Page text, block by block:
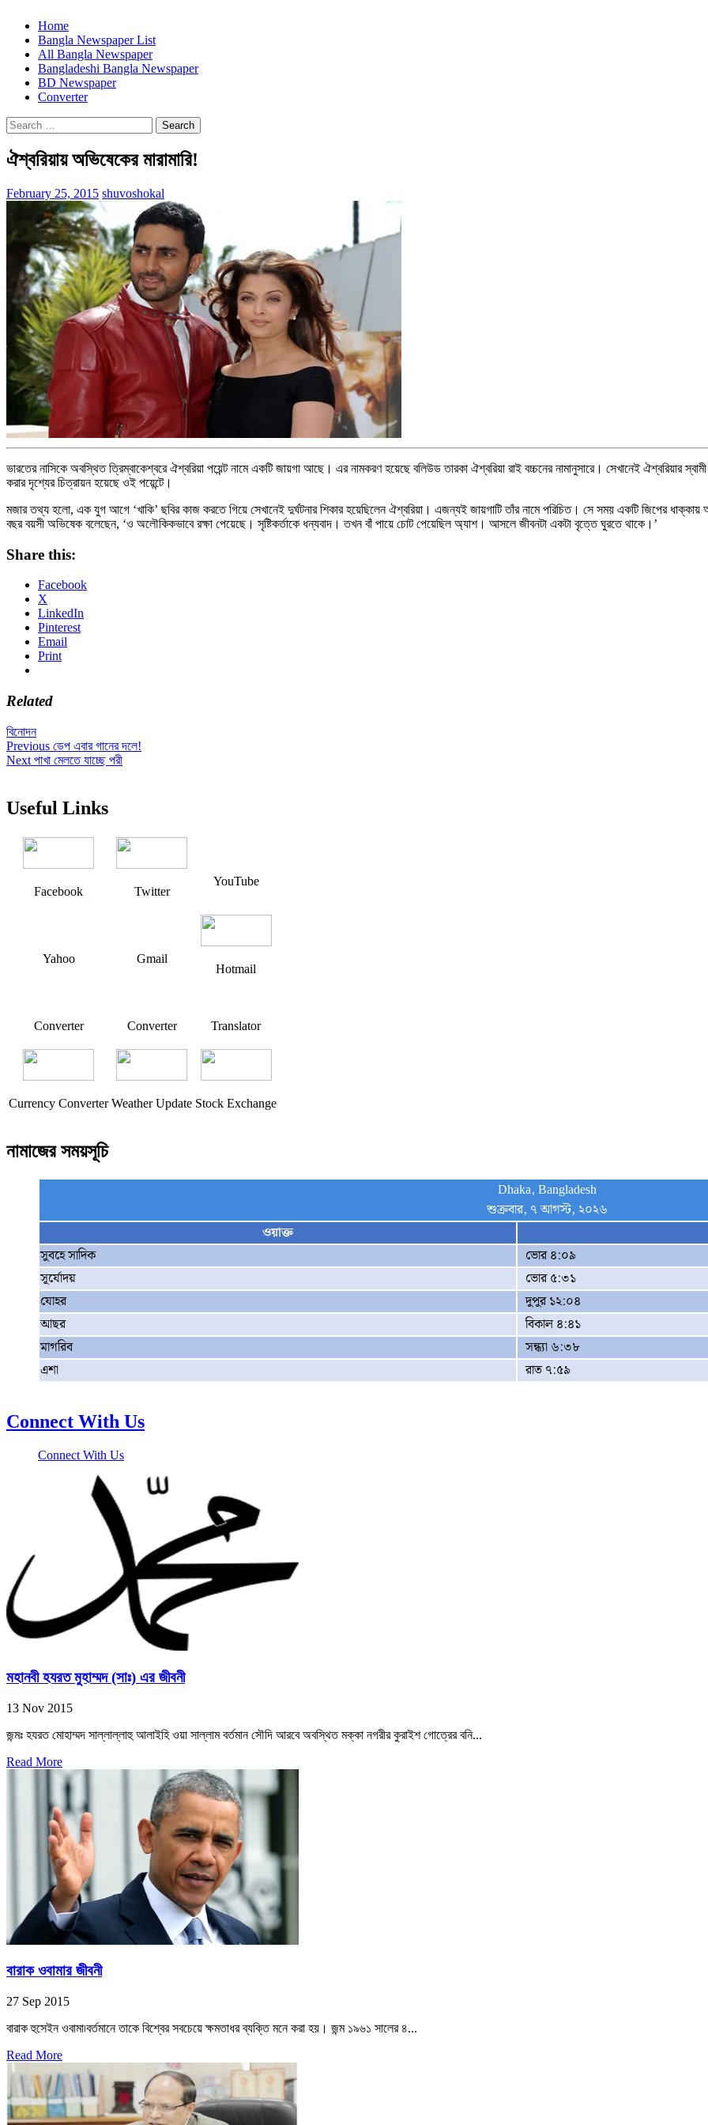
Home
Bangla Newspaper List
All Bangla Newspaper
Bangladeshi Bangla Newspaper
BD Newspaper
Converter
Search
for:
ঐশ্বরিয়ায় অভিষেকের মারামারি!
February 25, 2015 shuvoshokal
ভারতের নাসিকে অবস্থিত ত্রিম্বাকেশ্বরে ঐশ্বরিয়া পয়েন্ট নামে একটি জায়গা আছে। এর নামকরণ হয়েছে বলিউড তারকা ঐশ্বরিয়া রাই বচ্চনের নামানুসারে। সেখানেই
করার দৃশ্যের চিত্রায়ন হয়েছে ওই পয়েন্টে।
মজার তথ্য হলো, এক যুগ আগে ‘খাকি’ ছবির কাজ করতে গিয়ে সেখানেই দুর্ঘটনার শিকার হয়েছিলেন ঐশ্বরিয়া। এজন্যই জায়গাটি তাঁর নামে পরিচিত। সে সময় একটি জিপের ধাক্কায়
বছর বয়সী অভিষেক বলেছেন, ‘ও অলৌকিকভাবে রক্ষা পেয়েছে। সৃষ্টিকর্তাকে ধন্যবাদ। তখন বাঁ পায়ে চোট পেয়েছিল অ্যাশ। আসলে জীবনটা একটা বৃত্তে ঘুরতে থাকে।’
Share this:
Facebook
X
LinkedIn
Pinterest
Email
Print
Related
বিনোদন
Post
navigation
Previous Previous
post:
ডেপ এবার গানের দলে!
Next Next
পাখা মেলতে যাচ্ছে পরী
Useful Links
Facebook Twitter
YouTube
Yahoo Gmail
Hotmail
Converter Converter Translator
Currency Converter Weather Update Stock Exchange
নামাজের সময়সূচি
Dhaka, Bangladesh
শুক্রবার, ৭ আগস্ট, ২০২৬
ওয়াক্ত
সুবহে সাদিক
ভোর ৪:০৯
সূর্যোদয়
ভোর ৫:৩১
যোহর
দুপুর ১২:০৪
আছর
বিকাল ৪:৪১
মাগরিব
সন্ধ্যা ৬:৩৮
এশা
রাত ৭:৫৯
Connect With Us
Connect With Us
মহানবী হযরত মুহাম্মদ (সাঃ) এর জীবনী
13 Nov 2015
জন্মঃ হযরত মোহাম্মদ সাল্লাল্লাহু আলাইহি ওয়া সাল্লাম বর্তমান সৌদি আরবে অবস্থিত মক্কা নগরীর কুরাইশ গোত্রের বনি...
Read More
বারাক ওবামার জীবনী
27 Sep 2015
বারাক হুসেইন ওবামা৷বর্তমানে তাকে বিশ্বের সবচেয়ে ক্ষমতাধর ব্যক্তি মনে করা হয়। জন্ম ১৯৬১ সালের ৪...
Read More